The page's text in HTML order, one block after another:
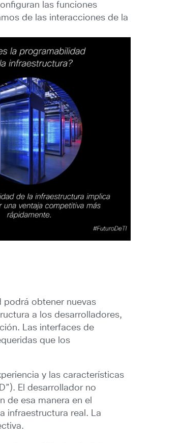
las funciones
de las interacciones de la
podrá obtener nuevas
a los desarrolladores,
Las interfaces de
que los
y las características
El desarrollador no
de esa manera en el
infraestructura real. La